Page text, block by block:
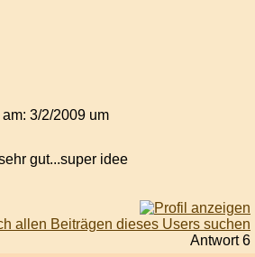
3/2/2009 um
gut...super idee
Antwort 6